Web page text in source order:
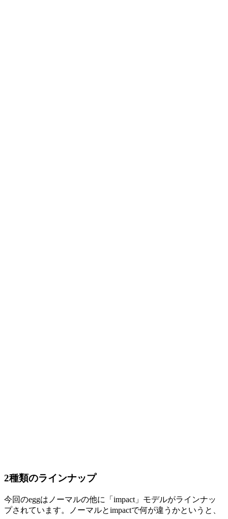
2種類のラインナップ
今回のeggはノーマルの他に「impact」モデルがラインナッ
プされています。ノーマルとimpactで何が違うかというと、